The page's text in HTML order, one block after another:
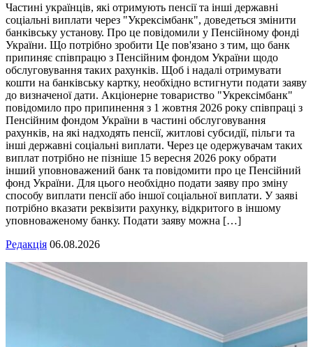
Частині українців, які отримують пенсії та інші державні
соціальні виплати через "Укрексімбанк", доведеться змінити
банківську установу. Про це повідомили у Пенсійному фонді
України. Що потрібно зробити Це пов'язано з тим, що банк
припиняє співпрацю з Пенсійним фондом України щодо
обслуговування таких рахунків. Щоб і надалі отримувати
кошти на банківську картку, необхідно встигнути подати заяву
до визначеної дати. Акціонерне товариство "Укрексімбанк"
повідомило про припинення з 1 жовтня 2026 року співпраці з
Пенсійним фондом України в частині обслуговування
рахунків, на які надходять пенсії, житлові субсидії, пільги та
інші державні соціальні виплати. Через це одержувачам таких
виплат потрібно не пізніше 15 вересня 2026 року обрати
інший уповноважений банк та повідомити про це Пенсійний
фонд України. Для цього необхідно подати заяву про зміну
способу виплати пенсії або іншої соціальної виплати. У заяві
потрібно вказати реквізити рахунку, відкритого в іншому
уповноваженому банку. Подати заяву можна […]
Редакція 06.08.2026